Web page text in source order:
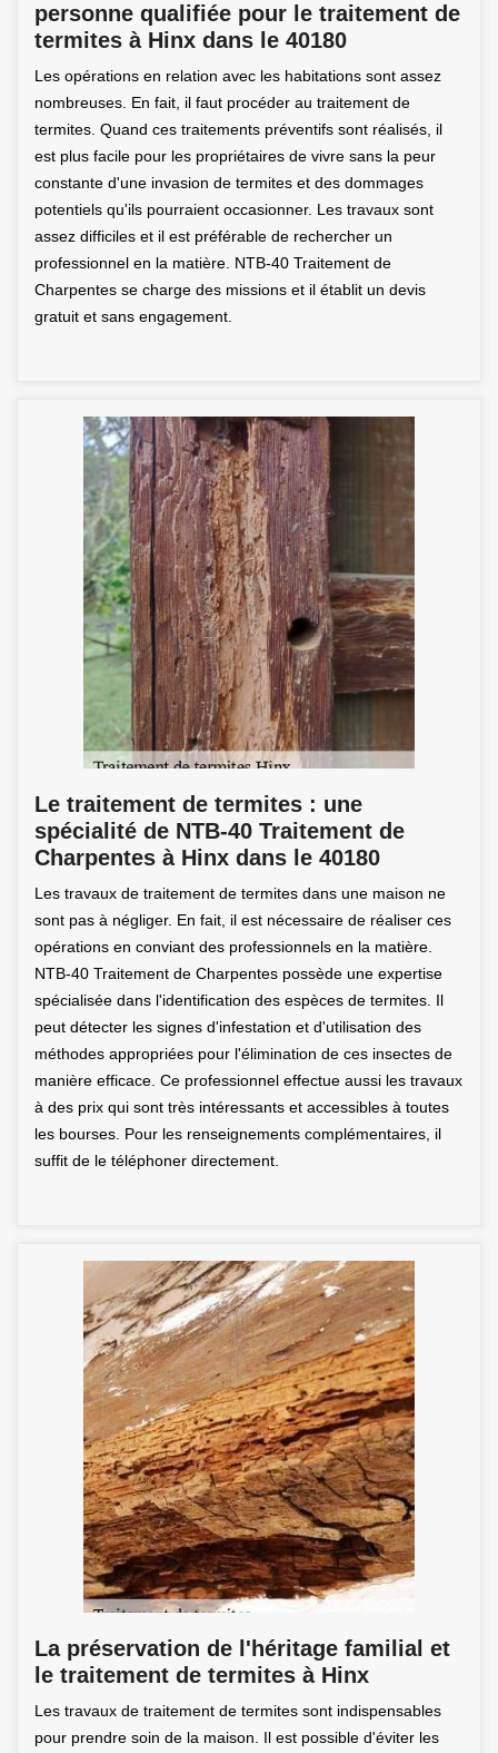
personne qualifiée pour le traitement de
termites à Hinx dans le 40180
Les opérations en relation avec les habitations sont assez
nombreuses. En fait, il faut procéder au traitement de
termites. Quand ces traitements préventifs sont réalisés, il
est plus facile pour les propriétaires de vivre sans la peur
constante d'une invasion de termites et des dommages
potentiels qu'ils pourraient occasionner. Les travaux sont
assez difficiles et il est préférable de rechercher un
professionnel en la matière. NTB-40 Traitement de
Charpentes se charge des missions et il établit un devis
gratuit et sans engagement.
Le traitement de termites : une
spécialité de NTB-40 Traitement de
Charpentes à Hinx dans le 40180
Les travaux de traitement de termites dans une maison ne
sont pas à négliger. En fait, il est nécessaire de réaliser ces
opérations en conviant des professionnels en la matière.
NTB-40 Traitement de Charpentes possède une expertise
spécialisée dans l'identification des espèces de termites. Il
peut détecter les signes d'infestation et d'utilisation des
méthodes appropriées pour l'élimination de ces insectes de
manière efficace. Ce professionnel effectue aussi les travaux
à des prix qui sont très intéressants et accessibles à toutes
les bourses. Pour les renseignements complémentaires, il
suffit de le téléphoner directement.
La préservation de l'héritage familial et
le traitement de termites à Hinx
Les travaux de traitement de termites sont indispensables
pour prendre soin de la maison. Il est possible d'éviter les